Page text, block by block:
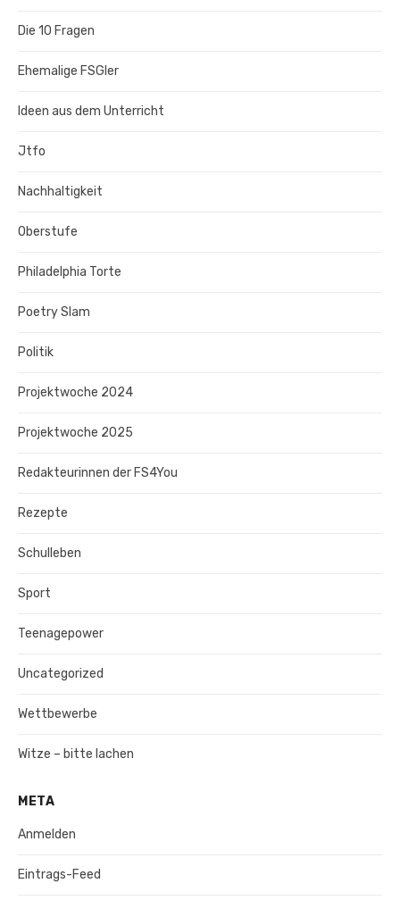
Die 10 Fragen
Ehemalige FSGler
Ideen aus dem Unterricht
Jtfo
Nachhaltigkeit
Oberstufe
Philadelphia Torte
Poetry Slam
Politik
Projektwoche 2024
Projektwoche 2025
Redakteurinnen der FS4You
Rezepte
Schulleben
Sport
Teenagepower
Uncategorized
Wettbewerbe
Witze – bitte lachen
META
Anmelden
Eintrags-Feed